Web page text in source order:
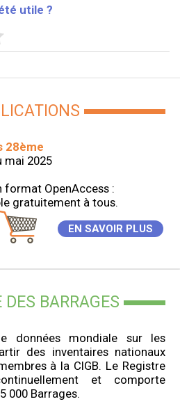
28ème
mai 2025
format OpenAccess :
gratuitement à tous.
EN SAVOIR PLUS
DES BARRAGES
données mondiale sur les
des inventaires nationaux
à la CIGB. Le Registre
et comporte
000 Barrages.
utile ?